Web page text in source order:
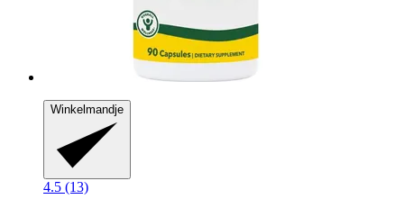
Winkelmandje
4.5 (13)